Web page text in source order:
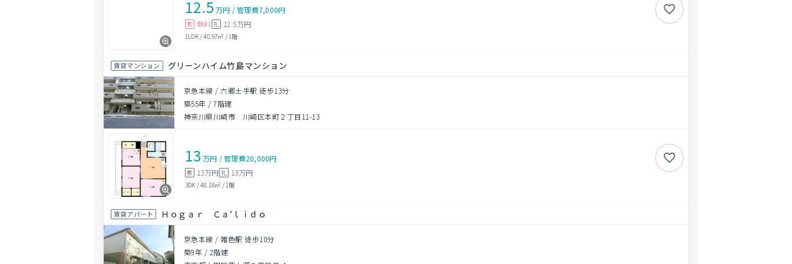
12.5 万円 /管理費7,000円
敷 無料 礼 12.5万円
1LDK/40.97㎡ / 1階
賃貸マンション グリーンハイム竹島マンション
京急本線 / 六郷土手駅 徒歩13分
築55年 /7階建
神奈川県川崎市 川崎区本町２丁目11-13
13 万円 /管理費20,000円
敷 13万円 礼 13万円
3DK /48.18㎡ / 1階
賃貸アパート Ｈｏｇａｒ Ｃａ′ｌｉｄｏ
京急本線 / 雑色駅 徒歩10分
築9年 / 2階建